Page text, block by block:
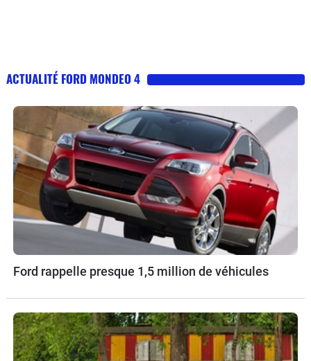
ACTUALITÉ FORD MONDEO 4
Ford rappelle presque 1,5 million de véhicules